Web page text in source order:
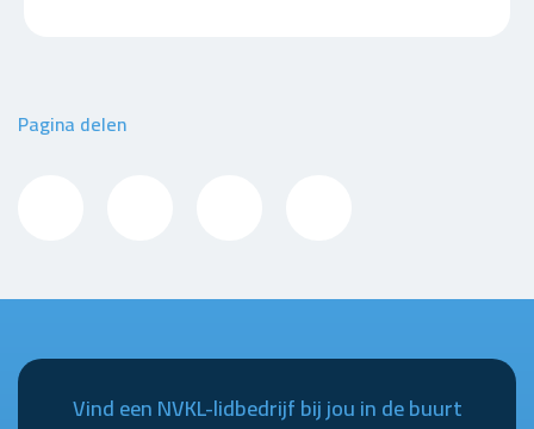
Pagina delen
Vind een NVKL-lidbedrijf bij jou in de buurt